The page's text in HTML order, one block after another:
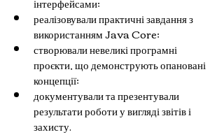
реалізовували практичні завдання з
використанням Java Core;
створювали невеликі програмні
проєкти, що демонструють опановані
концепції;
документували та презентували
результати роботи у вигляді звітів і
захисту.